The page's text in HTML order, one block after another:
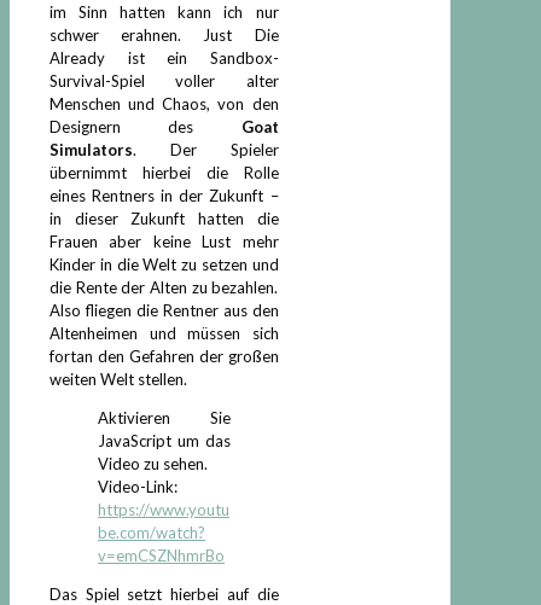
im Sinn hatten kann ich nur
schwer erahnen. Just Die
Already ist ein Sandbox-
Survival-Spiel voller alter
Menschen und Chaos, von den
Designern des Goat
Simulators. Der Spieler
übernimmt hierbei die Rolle
eines Rentners in der Zukunft –
in dieser Zukunft hatten die
Frauen aber keine Lust mehr
Kinder in die Welt zu setzen und
die Rente der Alten zu bezahlen.
Also fliegen die Rentner aus den
Altenheimen und müssen sich
fortan den Gefahren der großen
weiten Welt stellen.
Aktivieren Sie
JavaScript um das
Video zu sehen.
Video-Link:
https://www.youtu
be.com/watch?
v=emCSZNhmrBo
Das Spiel setzt hierbei auf die